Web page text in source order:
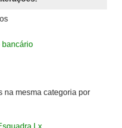
bancário
na mesma categoria por
Lx